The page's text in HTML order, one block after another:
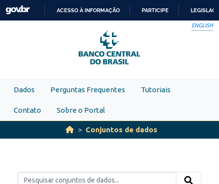
Skip to main content
PARA
O
CONTEÚDO
ACESSO À INFORMAÇÃO PARTICIPE
ENGLISH
Dados Perguntas Frequentes Tutoriais
Contato Sobre o Portal
Conjuntos de dados